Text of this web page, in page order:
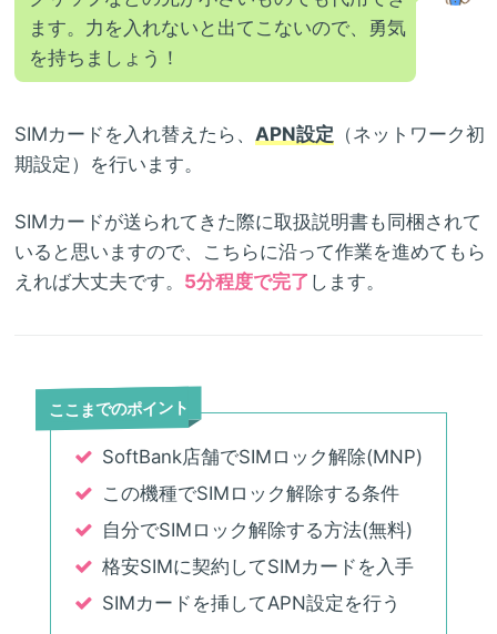
ます。力を入れないと出てこないので、勇気
を持ちましょう！
SIMカードを入れ替えたら、 APN設定 （ネットワーク初
期設定）を行います。
SIMカードが送られてきた際に取扱説明書も同梱されて
いると思いますので、こちらに沿って作業を進めてもら
えれば大丈夫です。 5分程度で完了 します。
ここまでのポイント
SoftBank店舗でSIMロック解除(MNP)
この機種でSIMロック解除する条件
自分でSIMロック解除する方法(無料)
格安SIMに契約してSIMカードを入手
SIMカードを挿してAPN設定を行う